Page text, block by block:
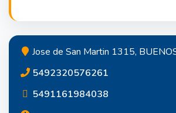
Jose de San Martin 1315,
5492320576261
5491161984038